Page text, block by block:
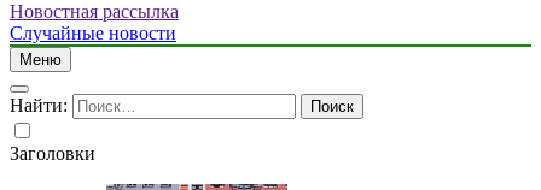
Новостная рассылка
Случайные новости
Меню
Найти:
Заголовки